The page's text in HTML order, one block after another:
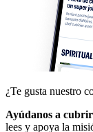
¿Te gusta nuestro
Ayúdanos a
lees y apoya la